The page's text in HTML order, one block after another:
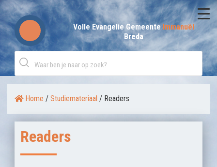
Skip
to
content
Volle Evangelie GemeenteImmanuël
Breda
Home / Studiemateriaal / Readers
Onderwerp:
Readers